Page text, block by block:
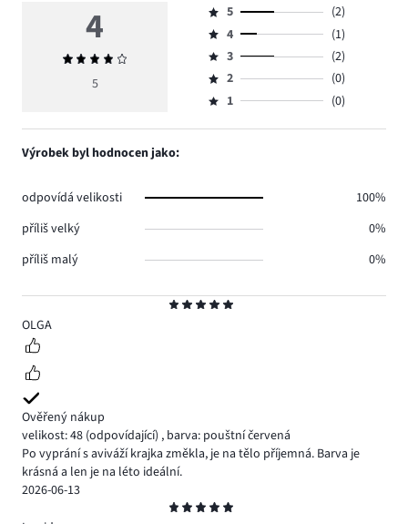
5
OLGA
Ověřený nákup
velikost: 48 (odpovídající) , barva: pouštní červená
Po vyprání s aviváží krajka změkla, je na tělo příjemná. Barva je
krásná a len je na léto ideální.
2026-06-13
4
Průměrné
hodnocení
5
Hodnocení
5,
počet
hlasů
2.
5
(2)
Hodnocení
4,
počet
hlasů
4
(1)
Hodnocení
3,
počet
3
(2)
Hodnocení
2,
2
(0)
Hodnocení
1,
1 (0)
Výrobek byl hodnocen jako:
odpovídá velikosti
100%
příliš velký
0%
příliš malý
0%